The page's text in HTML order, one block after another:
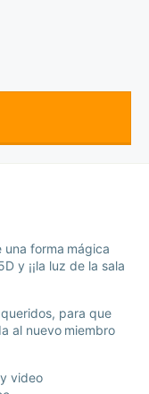
una forma mágica
y ¡¡la luz de la sala
para que
al nuevo miembro
video